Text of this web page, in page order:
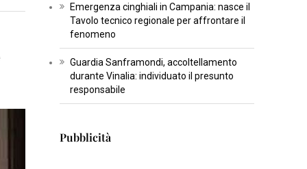
U
R
A
S
Emergenza cinghiali in Campania: nasce il
Tavolo tecnico regionale per affrontare il
fenomeno
Guardia Sanframondi, accoltellamento
durante Vinalia: individuato il presunto
responsabile
Pubblicità